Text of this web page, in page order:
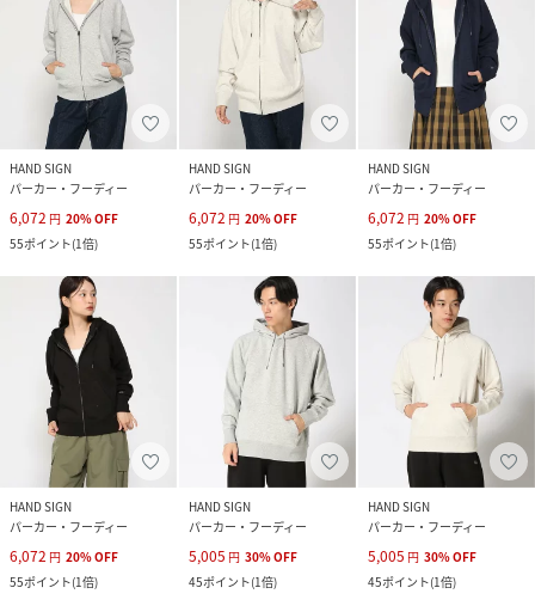
HAND SIGN
パーカー・フーディー
6,072 円 20%OFF
55ポイント(1倍)
HAND SIGN
パーカー・フーディー
6,072 円 20%OFF
55ポイント(1倍)
HAND SIGN
パーカー・フーディー
6,072 円 20%OFF
55ポイント(1倍)
HAND SIGN
パーカー・フーディー
6,072 円 20%OFF
55ポイント(1倍)
HAND SIGN
パーカー・フーディー
5,005 円 30%OFF
45ポイント(1倍)
HAND SIGN
パーカー・フーディー
5,005 円 30%OFF
45ポイント(1倍)